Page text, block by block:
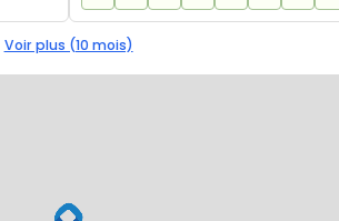
Voir plus (10 mois)